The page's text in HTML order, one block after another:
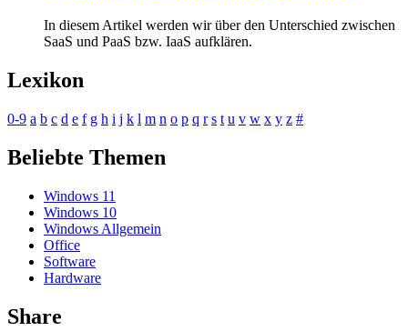
In diesem Artikel werden wir über den Unterschied zwischen
SaaS und PaaS bzw. IaaS aufklären.
Lexikon
0-9 a b c d e f g h i j k l m n o p q r s t u v w x y z #
Beliebte Themen
Windows 11
Windows 10
Windows Allgemein
Office
Software
Hardware
Share